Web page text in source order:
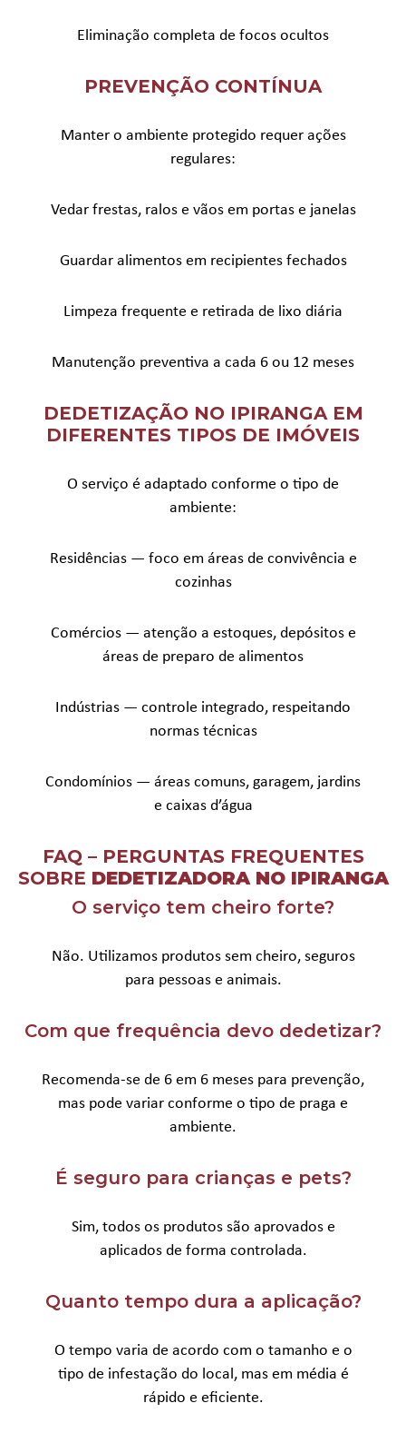
Eliminação completa de focos ocultos
PREVENÇÃO CONTÍNUA
Manter o ambiente protegido requer ações
regulares:
Vedar frestas, ralos e vãos em portas e janelas
Guardar alimentos em recipientes fechados
Limpeza frequente e retirada de lixo diária
Manutenção preventiva a cada 6 ou 12 meses
DEDETIZAÇÃO NO IPIRANGA EM
DIFERENTES TIPOS DE IMÓVEIS
O serviço é adaptado conforme o tipo de
ambiente:
Residências — foco em áreas de convivência e
cozinhas
Comércios — atenção a estoques, depósitos e
áreas de preparo de alimentos
Indústrias — controle integrado, respeitando
normas técnicas
Condomínios — áreas comuns, garagem, jardins
e caixas d’água
FAQ – PERGUNTAS FREQUENTES
SOBRE DEDETIZADORA NO IPIRANGA
O serviço tem cheiro forte?
Não. Utilizamos produtos sem cheiro, seguros
para pessoas e animais.
Com que frequência devo dedetizar?
Recomenda-se de 6 em 6 meses para prevenção,
mas pode variar conforme o tipo de praga e
ambiente.
É seguro para crianças e pets?
Sim, todos os produtos são aprovados e
aplicados de forma controlada.
Quanto tempo dura a aplicação?
O tempo varia de acordo com o tamanho e o
tipo de infestação do local, mas em média é
rápido e eficiente.